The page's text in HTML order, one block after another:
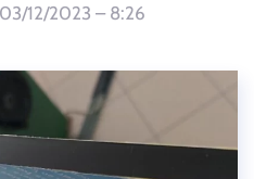
12/2023 – 8:26